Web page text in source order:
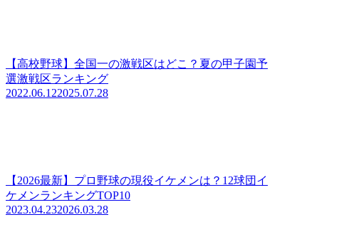
【高校野球】全国一の激戦区はどこ？夏の甲子園予
選激戦区ランキング
2022.06.122025.07.28
【2026最新】プロ野球の現役イケメンは？12球団イ
ケメンランキングTOP10
2023.04.232026.03.28